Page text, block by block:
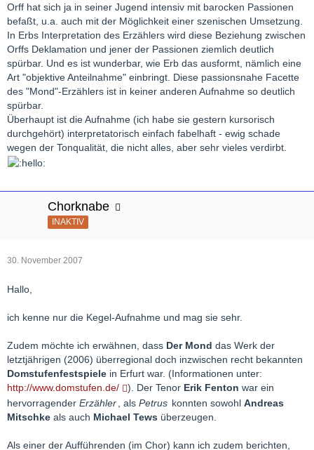
Orff hat sich ja in seiner Jugend intensiv mit barocken Passionen
befaßt, u.a. auch mit der Möglichkeit einer szenischen Umsetzung.
In Erbs Interpretation des Erzählers wird diese Beziehung zwischen
Orffs Deklamation und jener der Passionen ziemlich deutlich
spürbar. Und es ist wunderbar, wie Erb das ausformt, nämlich eine
Art "objektive Anteilnahme" einbringt. Diese passionsnahe Facette
des "Mond"-Erzählers ist in keiner anderen Aufnahme so deutlich
spürbar.
Überhaupt ist die Aufnahme (ich habe sie gestern kursorisch
durchgehört) interpretatorisch einfach fabelhaft - ewig schade
wegen der Tonqualität, die nicht alles, aber sehr vieles verdirbt.
Chorknabe
INAKTIV
30. November 2007
Hallo,
ich kenne nur die Kegel-Aufnahme und mag sie sehr.
Zudem möchte ich erwähnen, dass Der Mond das Werk der
letztjährigen (2006) überregional doch inzwischen recht bekannten
Domstufenfestspiele in Erfurt war. (Informationen unter:
http://www.domstufen.de/
). Der Tenor Erik Fenton war ein
hervorragender Erzähler , als Petrus konnten sowohl Andreas
Mitschke als auch Michael Tews überzeugen.
Als einer der Aufführenden (im Chor) kann ich zudem berichten,